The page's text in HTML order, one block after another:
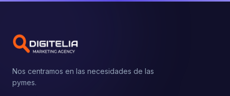
Nos centramos en las necesidades de las
pymes.